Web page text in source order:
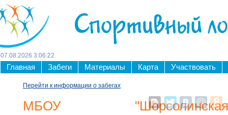
Спортивный
07 08 2026 3:06:22
Главная Забеги Материалы Карта Участвовать
Перейти к информации о забегах
МБОУ